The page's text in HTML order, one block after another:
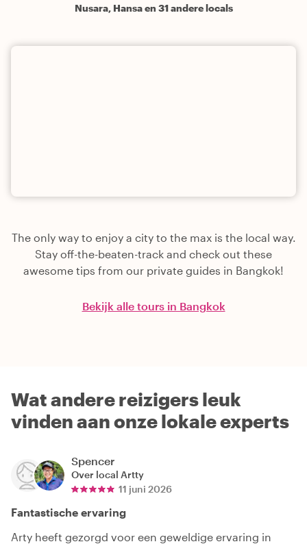
Nusara, Hansa en 31 andere locals
The only way to enjoy a city to the max is the local way.
Stay off-the-beaten-track and check out these
awesome tips from our private guides in Bangkok!
Bekijk alle tours in Bangkok
Wat andere reizigers leuk
vinden aan onze lokale experts
Spencer
Over local Artty
11 juni 2026
Fantastische ervaring
Arty heeft gezorgd voor een geweldige ervaring in